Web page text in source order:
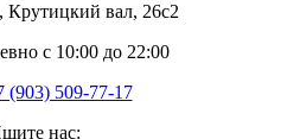
Крутицкий вал, 26с2
с 10:00 до 22:00
(903) 509-77-17
нас: